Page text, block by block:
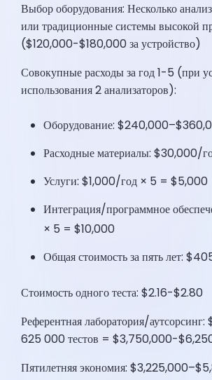
Выбор оборудования: Несколько
или традиционные системы высокой
($120,000-$180,000 за устройство)
Совокупные расходы за год 1-5 (при
использования 2 анализаторов):
Оборудование:
Расходные материалы: $30,000/
Услуги: $1,000/год × 5 = $5,000
Интеграция/программное
× 5 = $10,000
Общая стоимость за пять лет:
Стоимость одного теста: $2.16-$2.80
Референтная лаборатория/
625 000 тестов = $3,750,000-
Пятилетняя экономия: